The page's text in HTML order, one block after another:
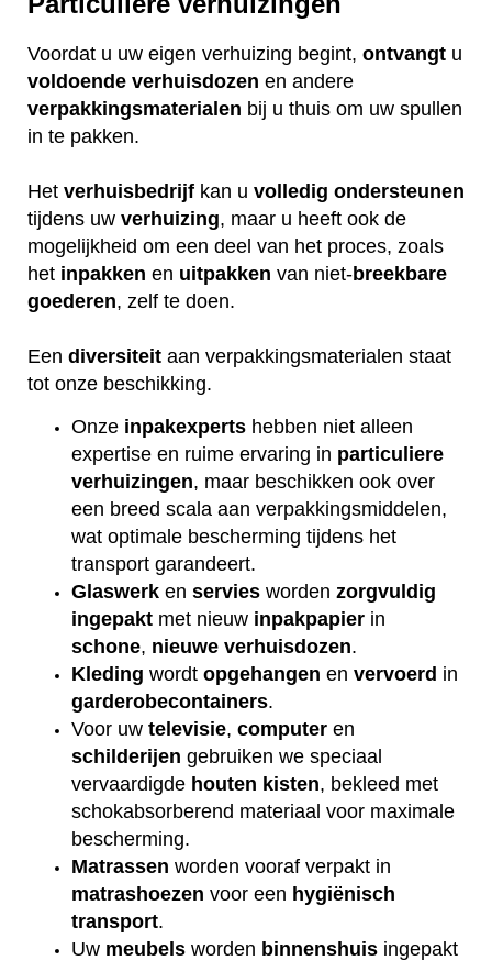
Voordat u uw eigen verhuizing begint, ontvangt u
voldoende verhuisdozen en andere
verpakkingsmaterialen bij u thuis om uw spullen
in te pakken.
Het verhuisbedrijf kan u volledig ondersteunen
tijdens uw verhuizing, maar u heeft ook de
mogelijkheid om een deel van het proces, zoals
het inpakken en uitpakken van niet-breekbare
goederen, zelf te doen.
Een diversiteit aan verpakkingsmaterialen staat
tot onze beschikking.
Onze inpakexperts hebben niet alleen
expertise en ruime ervaring in particuliere
verhuizingen, maar beschikken ook over
een breed scala aan verpakkingsmiddelen,
wat optimale bescherming tijdens het
transport garandeert.
Glaswerk en servies worden zorgvuldig
ingepakt met nieuw inpakpapier in
schone, nieuwe verhuisdozen.
Kleding wordt opgehangen en vervoerd in
garderobecontainers.
Voor uw televisie, computer en
schilderijen gebruiken we speciaal
vervaardigde houten kisten, bekleed met
schokabsorberend materiaal voor maximale
bescherming.
Matrassen worden vooraf verpakt in
matrashoezen voor een hygiënisch
transport.
Uw meubels worden binnenshuis ingepakt